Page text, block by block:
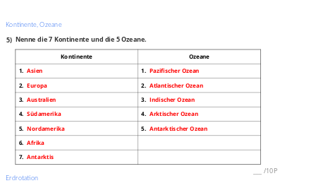
Kontinente, Ozeane
5) Nenne die 7 Kontinente und die 5 Ozeane.
Kontinente Ozeane
1. Asien 1. Pazifischer Ozean
2. Europa 2. Atlantischer Ozean
3. Australien 3. Indischer Ozean
4. Südamerika 4. Arktischer Ozean
5. Nordamerika 5. Antarktischer Ozean
6. Afrika
7. Antarktis
/10P
Erdrotation